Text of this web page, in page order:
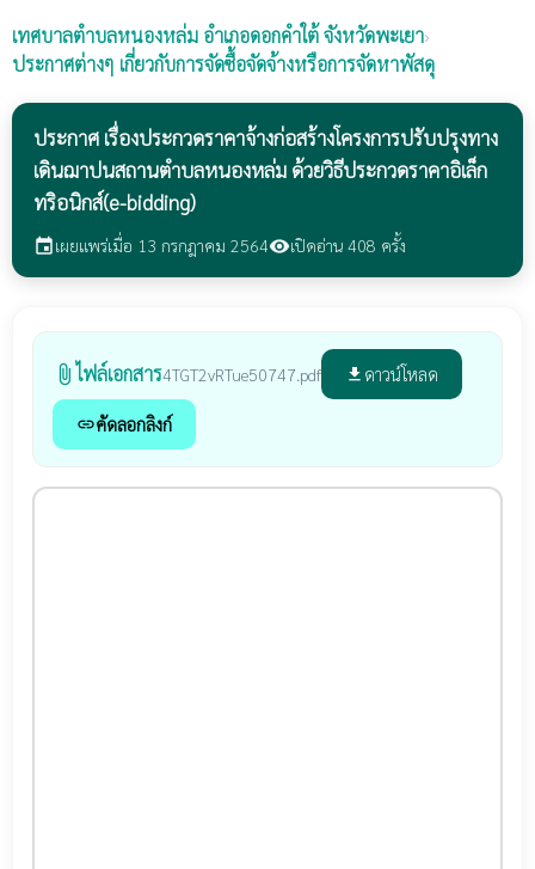
เทศบาลตำบลหนองหล่ม อำเภอดอกคำใต้ จังหวัดพะเยา›
ประกาศต่างๆ เกี่ยวกับการจัดซื้อจัดจ้างหรือการจัดหาพัสดุ
ประกาศ เรื่องประกวดราคาจ้างก่อสร้างโครงการปรับปรุงทาง
เดินฌาปนสถานตำบลหนองหล่ม ด้วยวิธีประกวดราคาอิเล็ก
ทริอนิกส์(e-bidding)
eventเผยแพร่เมื่อ 13 กรกฎาคม 2564visibilityเปิดอ่าน 408 ครั้ง
attach_file ไฟล์เอกสาร4TGT2vRTue50747.pdf file_download ดาวน์โหลด
linkคัดลอกลิงก์